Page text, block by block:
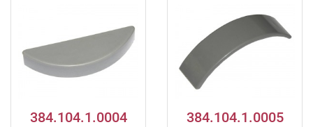
384.104.1.0004 384.104.1.0005